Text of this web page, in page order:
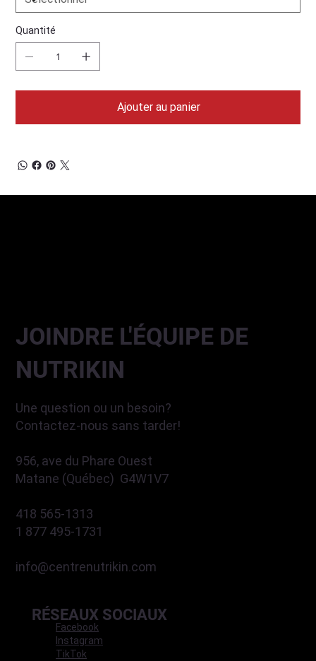
Quantité
Ajouter au panier
JOINDRE L'ÉQUIPE DE
NUTRIKIN
Une question ou un besoin?
Contactez-nous sans tarder!
956, ave du Phare Ouest
Matane (Québec) G4W1V7
418 565-1313
1 877 495-1731
info@centrenutrikin.com
RÉSEAUX SOCIAUX
Facebook
Instagram
TikTok